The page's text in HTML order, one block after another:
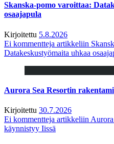
Skanska-pomo varoittaa:
osaajapula
Kirjoitettu 5.8.2026
Ei kommentteja artikkeliin
Datakeskustyömaita uhkaa
Aurora Sea Resortin
Kirjoitettu 30.7.2026
Ei kommentteja artikkeliin Aurora
käynnistyy Iissä